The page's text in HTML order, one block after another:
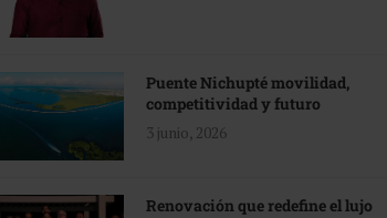
Puente Nichupté movilidad,
competitividad y futuro
3 junio, 2026
Renovación que redefine el lujo